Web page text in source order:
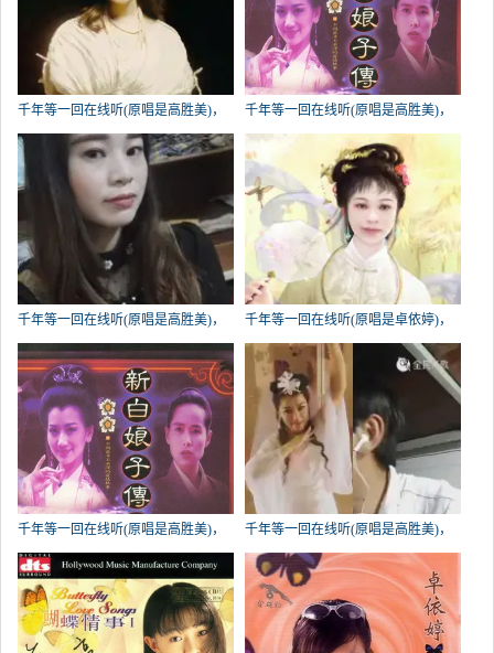
千年等一回在线听(原唱是高胜美)，
陈晨演唱点播:487次
千年等一回在线听(原唱是高胜美)，
开快乐每一天演唱点播:233次
千年等一回在线听(原唱是高胜美)，
丢了幸福的猪演唱点播:138次
千年等一回在线听(原唱是卓依婷)，
潇洒演唱点播:96次
千年等一回在线听(原唱是高胜美)，
怀念过去演唱点播:54次
千年等一回在线听(原唱是高胜美)，
小李飞刀欢欢笑演唱点播:47次